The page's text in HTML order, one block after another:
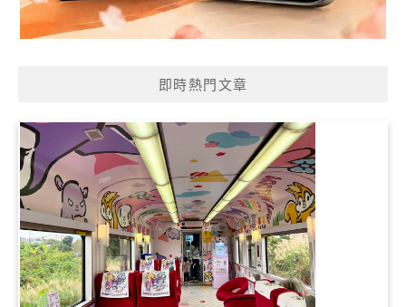
即時熱門文章